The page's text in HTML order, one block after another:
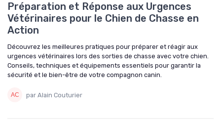
Préparation et Réponse aux Urgences
Vétérinaires pour le Chien de Chasse en
Action
Découvrez les meilleures pratiques pour préparer et réagir aux
urgences vétérinaires lors des sorties de chasse avec votre chien.
Conseils, techniques et équipements essentiels pour garantir la
sécurité et le bien-être de votre compagnon canin.
par Alain Couturier